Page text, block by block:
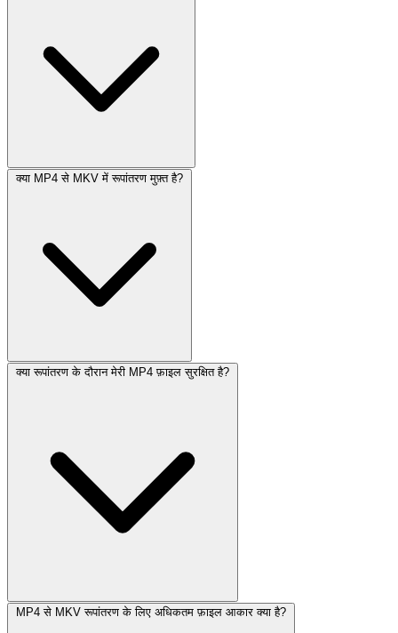
क्या MP4 से MKV में रूपांतरण मुफ़्त है?
क्या रूपांतरण के दौरान मेरी MP4 फ़ाइल सुरक्षित है?
MP4 से MKV रूपांतरण के लिए अधिकतम फ़ाइल आकार क्या है?